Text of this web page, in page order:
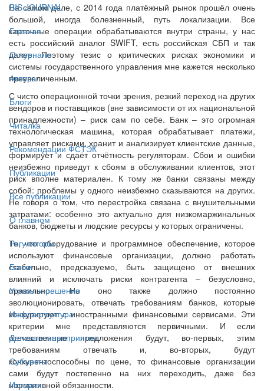
BIS JOURNAL
Главная
О журнале
Авторы
Блоги
Читалка
Рекомендации ФСТЭК
Публикации
Все публикации
О главном
Регуляторы
Банки
Угрозы и решения
Инфраструктура
Деловые мероприятия
Субъекты
История
На самом деле, с 2014 года платёжный рынок прошёл очень
большой, иногда болезненный, путь локализации. Все
карточные операции обрабатываются внутри страны, у нас
есть российский аналог SWIFT, есть российская СБП и так
далее. Поэтому тезис о критических рисках экономики и
системы государственного управления мне кажется несколько
преувеличенным.
С чисто операционной точки зрения, резкий переход на других
вендоров и поставщиков (вне зависимости от их национальной
принадлежности) – риск сам по себе. Банк – это огромная
технологическая машина, которая обрабатывает платежи,
управляет рисками, хранит и анализирует клиентские данные,
формирует и сдаёт отчётность регуляторам. Сбои и ошибки
неизбежно приведут к сбоям в обслуживании клиентов, этот
риск вполне материален. К тому же банки связаны между
собой: проблемы у одного неизбежно сказываются на других.
Не говоря о том, что перестройка связана с внушительными
затратами: особенно это актуально для низкомаржинальных
банков, бюджеты и людские ресурсы у которых ограничены.
То, что оборудование и программное обеспечение, которое
используют финансовые организации, должно работать
стабильно, предсказуемо, быть защищено от внешних
влияний и исключать риски контрагента – безусловно,
правильно. Но оно также должно постоянно
эволюционировать, отвечать требованиям банков, которые
конкурируют с иностранными финансовыми сервисами. Эти
критерии мне представляются первичными. И если
отечественные предложения будут, во-первых, этим
требованиям отвечать и, во-вторых, будут
конкурентоспособны по цене, то финансовые организации
сами будут постепенно на них переходить, даже без
нормативной обязанности.